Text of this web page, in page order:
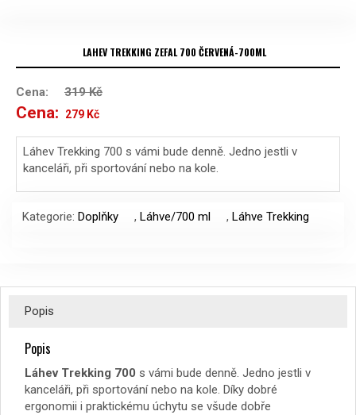
LAHEV TREKKING ZEFAL 700 ČERVENÁ-700ML
Cena: 319Kč
Cena: Původní
cena
byla:
279 Kč
cena
je:
Láhev Trekking 700 s vámi bude denně. Jedno jestli v
kanceláři, při sportování nebo na kole.
Kategorie: Doplňky , Láhve/700 ml , Láhve Trekking
Popis
Popis
Láhev Trekking 700 s vámi bude denně. Jedno jestli v
kanceláři, při sportování nebo na kole. Díky dobré
ergonomii i praktickému úchytu se všude dobře